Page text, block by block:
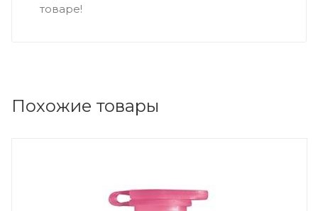
товаре!
Похожие товары